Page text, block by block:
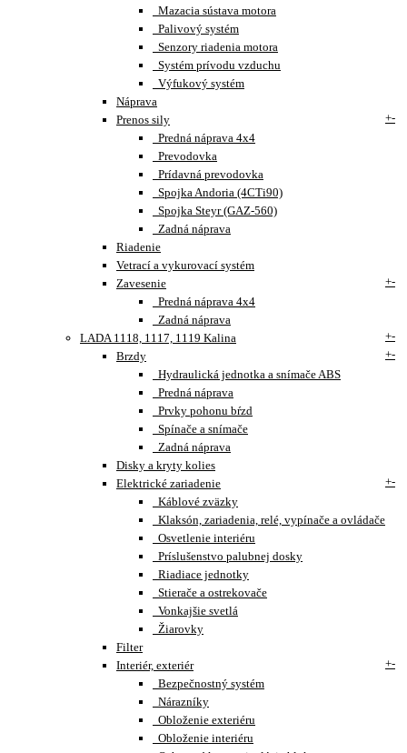
Mazacia sústava motora
Palivový systém
Senzory riadenia motora
Systém prívodu vzduchu
Výfukový systém
Náprava
Prenos sily
+-
Predná náprava 4x4
Prevodovka
Prídavná prevodovka
Spojka Andoria (4CTi90)
Spojka Steyr (GAZ-560)
Zadná náprava
Riadenie
Vetrací a vykurovací systém
Zavesenie
+-
Predná náprava 4x4
Zadná náprava
LADA 1118, 1117, 1119 Kalina
+-
Brzdy
+-
Hydraulická jednotka a snímače ABS
Predná náprava
Prvky pohonu bŕzd
Spínače a snímače
Zadná náprava
Disky a kryty kolies
Elektrické zariadenie
+-
Káblové zväzky
Klaksón, zariadenia, relé, vypínače a ovládače
Osvetlenie interiéru
Príslušenstvo palubnej dosky
Riadiace jednotky
Stierače a ostrekovače
Vonkajšie svetlá
Žiarovky
Filter
Interiér, exteriér
+-
Bezpečnostný systém
Nárazníky
Obloženie exteriéru
Obloženie interiéru